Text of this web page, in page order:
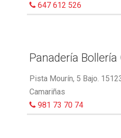
647 612 526
Panadería
Pista Mourín, 5 Bajo.
Camariñas
981 73 70 74